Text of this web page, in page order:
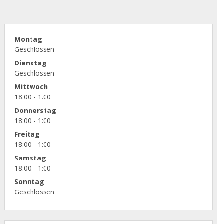
Montag
Geschlossen
Dienstag
Geschlossen
Mittwoch
18:00 - 1:00
Donnerstag
18:00 - 1:00
Freitag
18:00 - 1:00
Samstag
18:00 - 1:00
Sonntag
Geschlossen